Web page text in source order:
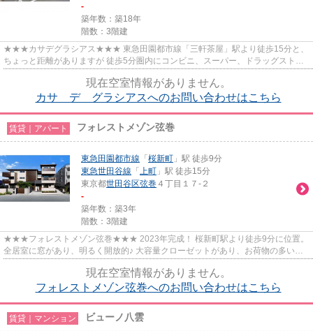
-
築年数：築18年
階数：3階建
★★★カサデグラシアス★★★ 東急田園都市線「三軒茶屋」駅より徒歩15分と、
ちょっと距離がありますが 徒歩5分圏内にコンビニ、スーパー、ドラッグスト
現在空室情報がありません。
カサ デ グラシアスへのお問い合わせはこちら
賃貸｜アパート フォレストメゾン弦巻
東急田園都市線 「 桜新町 」駅 徒歩9分
東急世田谷線 「 上町 」駅 徒歩15分
東京都世田谷区弦巻 ４丁目１７-２
-
築年数：築3年
階数：3階建
★★★フォレストメゾン弦巻★★★ 2023年完成！ 桜新町駅より徒歩9分に位置。
全居室に窓があり、明るく開放的♪ 大容量クローゼットがあり、お荷物の多い方
現在空室情報がありません。
フォレストメゾン弦巻へのお問い合わせはこちら
賃貸｜マンション ビューノ八雲